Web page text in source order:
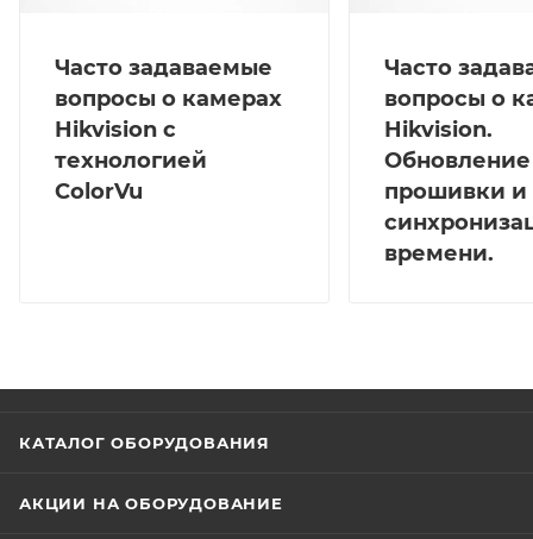
Часто задаваемые
вопросы о камерах
Hikvision с
технологией
ColorVu
Часто
вопросы о
Hikvision.
Обновление
прошивки и
времени.
КАТАЛОГ ОБОРУДОВАНИЯ
АКЦИИ НА ОБОРУДОВАНИЕ